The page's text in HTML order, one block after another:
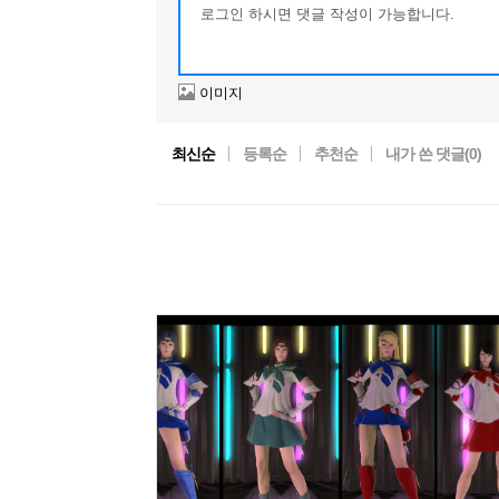
이미지
최신순 등록순 추천순 내가 쓴 댓글(0)